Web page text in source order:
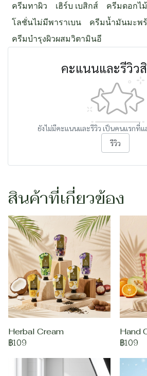
ครีมทาผิว เฮิร์บ เบสิกส์
ครีมดอกไ
โลชั่นไม่มีพาราเบน
ครีมน้ำมันมะพ
ครีมบำรุงผิวผสมวิตามินอี
คะแนนและรีวิว
ยังไม่มีคะแนนและรีวิว เป็นคนแรกที่แ
รีวิว
สินค้าที่เกี่ยวข้อง
Herbal Cream
฿109
Hand
฿109